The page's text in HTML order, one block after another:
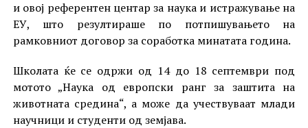
и овој референтен центар за наука и истражување на
ЕУ, што резултираше по потпишувањето на
рамковниот договор за соработка минатата година.
Школата ќе се одржи од 14 до 18 септември под
мотото „Наука од европски ранг за заштита на
животната средина“, а може да учествуваат млади
научници и студенти од земјава.